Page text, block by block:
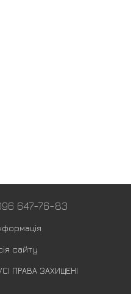
647-76-83
сайту
ПРАВА ЗАХИЩЕНІ